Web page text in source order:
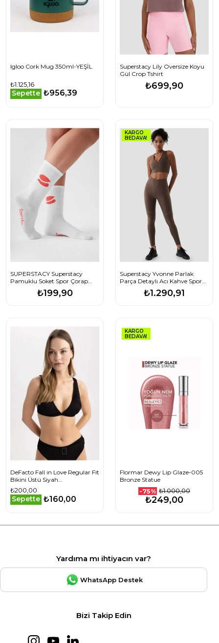
Igloo Cork Mug 350ml-YEŞİL
₺1.125,16
Sepette ₺956,39
Superstacy Lily Oversize Koyu
Gül Crop Tshirt
₺699,90
SUPERSTACY Superstacy
Pamuklu Soket Spor Çorap
Nar Çiçeği₺199,90
KARGO
BEDAVA!
Superstacy Yvonne Parlak
Parça Detaylı Acı Kahve Spor
₺1.290,91
DeFacto Fall in Love Regular Fit
Bikini Üstü Siyah
T5224AZ23SMBK81
₺200,00
Sepette ₺160,00
KARGO
BEDAVA!
Flormar Dewy Lip Glaze-005
Bronze Statue
-75% ₺1.000,00
₺249,00
Yardıma mı ihtiyacın var?
WhatsApp Destek
Bizi Takip Edin